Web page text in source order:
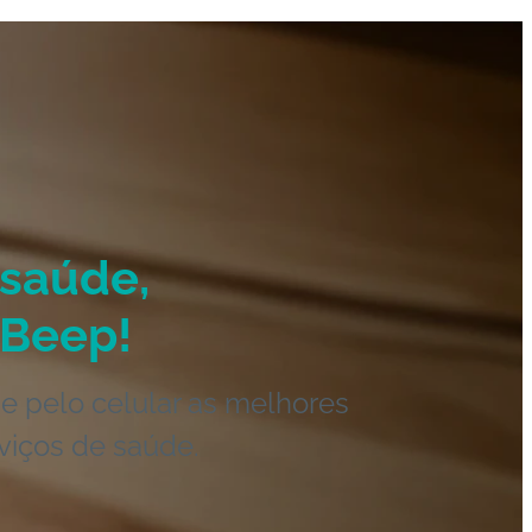
pelo celular as melhores
de saúde.